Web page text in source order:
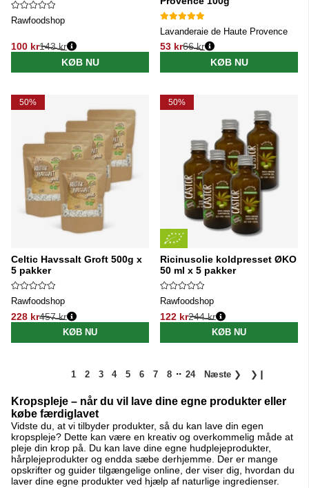
Rawfoodshop
100 kr
Normalpris:
143 kr
KØB NU
Lavanderaie de Haute Provence
53 kr
Normalpris:
66 kr
KØB NU
50%
Celtic Havssalt Groft 500g x
5 pakker
Rawfoodshop
228 kr
Normalpris:
457 kr
KØB NU
50%
Ricinusolie koldpresset ØKO
50 ml x 5 pakker
Rawfoodshop
122 kr
Normalpris:
244 kr
KØB NU
1 2 3 4 5 6 7 8 .. 24 Næste ❯ ❯❙
Kropspleje – når du vil lave dine egne produkter eller
købe færdiglavet
Vidste du, at vi tilbyder produkter, så du kan lave din egen
kropspleje? Dette kan være en kreativ og overkommelig måde at
pleje din krop på. Du kan lave dine egne hudplejeprodukter,
hårplejeprodukter og endda sæbe derhjemme. Der er mange
opskrifter og guider tilgængelige online, der viser dig, hvordan du
laver dine egne produkter ved hjælp af naturlige ingredienser.